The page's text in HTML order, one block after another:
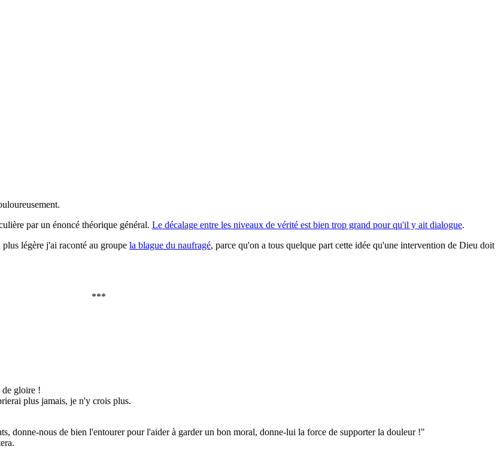
par un énoncé théorique général. Le décalage entre les niveaux de vérité est bien trop grand pour qu'il y ait dialogue.
légère j'ai raconté au groupe la blague du naufragé, parce qu'on a tous quelque part cette idée qu'une intervention de Dieu doit
***
de gloire !
plus jamais, je n'y crois plus.
donne-nous de bien l'entourer pour l'aider à garder un bon moral, donne-lui la force de supporter la douleur !"